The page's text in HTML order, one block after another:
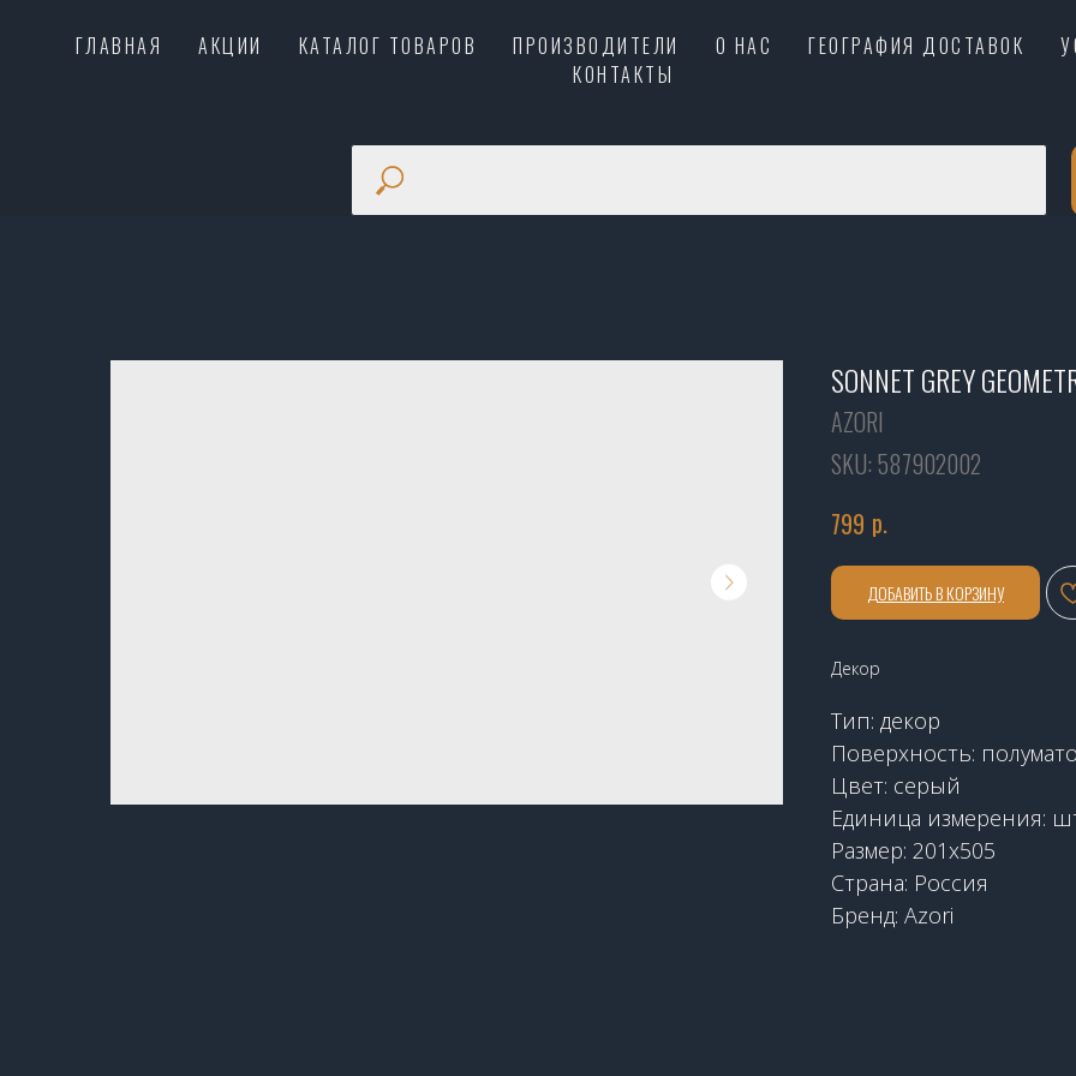
ГЛАВНАЯ АКЦИИ КАТАЛОГ ТОВАРОВ ПРОИЗВОДИТЕЛИ О НАС ГЕОГРАФИЯ ДОСТАВОК
КОНТАКТЫ
SONNET GREY
AZORI
SKU: 587902002
799 р.
ДОБАВИТЬ В КОРЗИНУ
Декор
Тип: декор
Поверхность:
Цвет: серый
Единица измерения:
Размер: 201х505
Страна: Россия
Бренд: Azori